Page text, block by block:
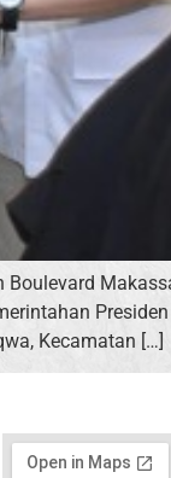
Boulevard
Kecamatan […]